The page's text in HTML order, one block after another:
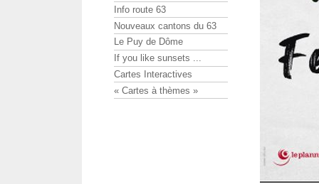
Info route 63
Nouveaux cantons du 63
Le Puy de Dôme
If you like sunsets ...
Cartes Interactives
« Cartes à thèmes »